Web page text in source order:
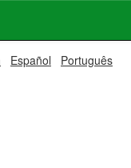
Español Português